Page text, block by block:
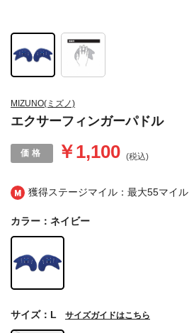
獲得ステージマイル：最大55マイル
MIZUNO(ミズノ)
エクサーフィンガーパドル
￥1,100 (税込)
カラー：ネイビー
サイズ：L サイズガイドはこちら